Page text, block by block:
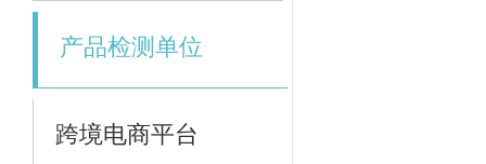
产品检测单位
跨境电商平台